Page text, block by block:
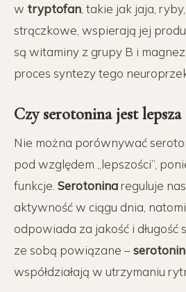
w tryptofan , takie jak jaja,
strączkowe, wspierają jej
są witaminy z grupy B i
proces syntezy tego
Czy serotonina jest
Nie można porównywać
pod względem „lepszości”,
funkcje. Serotoninareguluje
aktywność w ciągu dnia,
odpowiada za jakość i długość
ze sobą powiązane –
współdziałają w utrzymaniu